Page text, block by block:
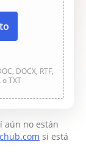
DOCX, RTF,
o TXT
aún no están
si está